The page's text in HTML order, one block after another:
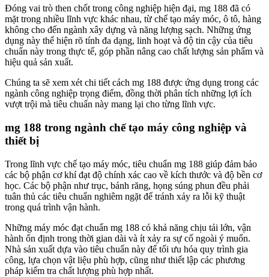
Đóng vai trò then chốt trong công nghiệp hiện đại, mg 188 đã có
mặt trong nhiều lĩnh vực khác nhau, từ chế tạo máy móc, ô tô, hàng
không cho đến ngành xây dựng và năng lượng sạch. Những ứng
dụng này thể hiện rõ tính đa dạng, linh hoạt và độ tin cậy của tiêu
chuẩn này trong thực tế, góp phần nâng cao chất lượng sản phẩm và
hiệu quả sản xuất.
Chúng ta sẽ xem xét chi tiết cách mg 188 được ứng dụng trong các
ngành công nghiệp trọng điểm, đồng thời phân tích những lợi ích
vượt trội mà tiêu chuẩn này mang lại cho từng lĩnh vực.
mg 188 trong ngành chế tạo máy công nghiệp và
thiết bị
Trong lĩnh vực chế tạo máy móc, tiêu chuẩn mg 188 giúp đảm bảo
các bộ phận cơ khí đạt độ chính xác cao về kích thước và độ bền cơ
học. Các bộ phận như trục, bánh răng, họng súng phun đều phải
tuân thủ các tiêu chuẩn nghiêm ngặt để tránh xảy ra lỗi kỹ thuật
trong quá trình vận hành.
Những máy móc đạt chuẩn mg 188 có khả năng chịu tải lớn, vận
hành ổn định trong thời gian dài và ít xảy ra sự cố ngoài ý muốn.
Nhà sản xuất dựa vào tiêu chuẩn này để tối ưu hóa quy trình gia
công, lựa chọn vật liệu phù hợp, cũng như thiết lập các phương
pháp kiểm tra chất lượng phù hợp nhất.